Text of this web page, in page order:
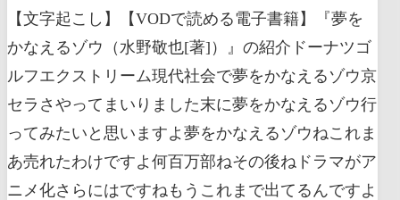
【文字起こし】【VODで読める電子書籍】『夢をかなえるゾウ（水野敬也[著]）』の紹介ドーナツゴルフエクストリーム現代社会で夢をかなえるゾウ京セラさやってまいりました末に夢をかなえるゾウ行ってみたいと思いますよ夢をかなえるゾウねこれまあ売れたわけですよ何百万部ねその後ねドラマがアニメ化さらにはですねもうこれまで出てるんですよ one two three four ですよ売れに売れ続けるという子に夢をかなえるゾウねリクエストを買ったんですよみんな夢叶えたいんでしょうね夢を叶えるそうやってください夢をかなえるゾウやってください中田さんねんですけど僕ねごめんなさいこれね予習するまでね正直毛嫌いしてたのになんでかすぎてた中種子あまのじゃくのとこあるよね売れすぎてるものをやるよねママ言ってもねすごい売れちゃってるんでしょうけどもそれを選んでゆみかね夢をかなえるゾウ4の夢叶えましたがそんなうまい話ある入れようと思ったの読んだよ分かりましたねまずはだからねなんでこれ売れてんだよこれを疑ってる人にもね私たち 象って言うんでしょぞうのね神様って出るじゃないインド神話とかに出てくるかね社長の神様の創造の神様のお土産に祈ったんだって打つのは何で主人公がさなんかわけのわかんない赤坂のパーティーに入っちゃってね芸能人とか野球選手とかとセレブリティパーティーに入っちゃったんだって自分のね普通に会社に行ってんだよ普通の自分も頑張ってるよねって思ってたんだけどそういうセレブリティを見てさ比較しちゃったんだってねそれで帰り道も一緒に泣いてるわけよなんて悔しいですね成功者たちに比べと僕は何で惨めなんだねもっともっと成功したかったのにねそれで一生懸命自分を探しにした時の音インドに旅行した時のお土産のガネーシャの銅像に向かって祈るわけ俺は俺だ俺も成功したかったんだよそれで起きたら本と現れるって言うファンタジックってわかっててねなんとなく聞いてる人もいるかもしれんこういうなんかさやから面白いから倒れたんでしょって思うんだけど何か言ってくることはですねこういうことをしたほうがいいよ成功するんだったらこういうことしなさいよって言ってくるんだけどそれのバックボーンとしていろんな偉人たちの行動とか過去のエピソード発言とかを引き合いに出してくるわけなんですよこれ読んでわかったこれあれやん世界的名著人を動かすっていう本の日本版なんて人を動かすっていう本の解説も私 YouTube でねやってもやってますからよかったら見てほしいよかったらこれも見てほしいこれ見た後で比較してほしい完全にこれは世界的な伝説の女の人を動かすの現代版の日本版は何とヒットの法則に則ってしかもそれを今っぽくしかも柔らかくユーモラスにしてんだねとかめちゃくちゃ中身は買ってもダイエットの方法なんか取れへんのよな作品だねちゃんと作ったんだねその上でユーモラスなのか変わらねえさんのキャラクターよねこのガネーシャキャラクターありさ阿弥陀堂の形した髪型ありがたくなんかさを増大させていただくん言葉をいただけない感じがする関西弁でヘビースモーカーであんみつが好きっていう中でこういうキャラクターに必要な物って何か分かるドラえもんとかキン肉マンとかアニマルでしょキャラクターに必要なものって寝なかった分析で好物と弱点ドラえもんの好物はどら焼だよねキン肉マンの好物は牛丼だよね弱点ドラえもんの弱点はネズミだよねキン肉マンマスク剥がされることだよねヒーローキャラクター必ず好物と弱点なのそう思う人の法則が入ってねこれさかわいいなーって思っての口調が非常にカジュアルな関西弁でここが神様とのギャップになってるよねその上であんみつが好きだけどヘビースモーカーな一面がある所じゃなくてんじゃないこれが親しみやすいんですよこのユーモアでもですねたえで行くんですけどもこれね人を動かす2.0と言っても過言じゃないのはこれが何と対話形式だったとこなんだよね主人公どこのガネーシャが対話して妻が犯されたドラえもん的なやつなのですよねこうした方がいいよって言うわけですよねこうした方がいいんだよこれよこれ押しながらやっていうわけですねところですねご主人公がですねちょうどいい子なんですねちょうどいいもんじんってめちゃくちゃ必要なんですよなんでかって言うと対話形式でちょうどいい本がですねそんなこと言ったってこうじゃないかっていうことですね読者に寄り添えるんですよ小人の話なんてめっちゃ遠くからでしょ今こうやってたんだぞお前もこうやれなんだってそれは2人だからなるみたいなこんなこと言いたくなるんだよ読者はそれを寝たくなっちゃうわけそれで距離作っちゃうとさ本当の距離ができるわけですよところがちょうどいい凡人が設置されてるんですが主人公として反論するわけよそしたら俺たちは重そうだそうだそうだねーじゃんお前が言ってることはな綺麗事なんだよそんなこと俺たち文字にできるわけないだろってこと言ってくれるわけそしてそれを ストレスを受け止めてくれた上でさらに画面者がそれに反応することでなるほどねってさせられるわけですよ俺たちの意見もちゃんと書いてあるしその上で寝ることに納得できるかもしれないんですこの作り方がまあもう説得もですねもう今後今後もなんですよねつまり市東邦ガスの中身を持ちながらガネーシャという基準ドラえもんと筋肉がみたいな非常に愛らしいキャラクターのヒットの法則を持っていきさらに我々の大イベントも設定することによって対話形式にしてですね会話形式で借りやすいしこっちの代弁者もしてくれるからこっちのストレスがかからないと思っても計算されつくした俺は売れるそれ売られるわねでも皆さんこれ読んだよと読んだ上でねなんかドラマも見たとか読んだって言ってね入った夢叶いましたかどうでしょうよくあるんですよでもその時点でダメでしょ覚えなんだったら完全に読み散らかして終わったんでしょ分かるよ分かるねでもこの夢をかなえるゾウで言ってることってもですね思い出していいようなことじゃないなんでかってまぁやれたらいいかなじゃね絶対にやれることはいっぱい書いてあるそれはもうね習慣にしてあれ読んで以来ずっとやってますってそういう人と呼んだけど内容忘れたって人で完全に日本しますその後の人生完全に二分すると言っていいでしょこれ読んだこと全部ほど覚えてとずっと今も実践してますって人それそれができる今日のこの動画見てね思い出してくださいそして今度こそねやり続けましょうよ何で絶対誰でもやり続ける週間しか書いてないからできないこと言わないよこの画面何といろんなこと言ってくるんですなんと29個もの課題を出してくるんです1日2個ずつやってくれればいいかなと1日2個ずつ学んでくれればいいかなと言ってですね1時から今でもその課題に餅はないのが入っちゃったらどうしよう試験合格してちょうだいなんて言われたもうおしまいだねもうおしまいですよねジャニーズのオーディション受かってちょうだいなんですよ終わりでしょそれじゃないので才能があろうがなかろうができる課題でしか書いてないんですよ何で忘れちゃうのかななんでそれをできないのかなざきましたよこのガネーシャの言葉をみんな聞きたいでしょ今今もう早くもいなかったと早くかでしょうのちょうだいよ早くちょうだいよ焦るな焦るなって金がかかるすぐ聞こうとするからすぐ忘れるのよこの本で最も大事なのどっちか分かってないね本当に大事なのは凡人主人公の言葉なんだよこっちにですねこっちの法則が詰め込まれてるんです今回は前回としたい お前が言ってるのはな例えば自分が動かずにお金に働かせるとかそういう類の話かねそうそうそう自分が働かずにさーお金に働かせるみたいな秘訣ぽいじゃんそれやったらもうお前の本棚見てみゆうわけですねえそんなを開いて入れてるよ見てるよそうなんですよみたいなものって聞いてるでしょ今までも聞いてきたでしょでも成功できてないんだよねそれを何で勝手こと考えたことあるここから始まって面白いですね確かにしてたくさん増えてるよね成功者の言葉ってたくさん溢れてるよねいっぱい聞いてきたんだよ成功したいからだってそうしたいんだよぐらいセレブリティ達を見て悔しかったので参加のパーティーに間違っても振り込んだことでも自分とお金持ちとの間の雲泥の差を見てないっちゃったんだよ初めて成功したいっぱい見たんだよでもねそれで終わりなんだよ入ったよなんかもうこの時点で主人公と自分一体化してない夢をかなえるゾウ読んだけども何にもならなかった自分といろんな成功本を読んで何もならなかった自分と一緒じゃないそうだね何が間違ってたんだろう言葉に表れない秘訣は何ですか骨は何で排泄物って何ですかとかコツってのはそこさえ押さえておけばていう近道の音じゃないそうだよね強くなるコツは何ですかって言われてさ1日何回正拳突きしなさい一日一万回正拳突きしなさいと言われたらあのそんなことはいいんで秘訣教えてもらえますかって言いたくなるよね俺の連続な人生成功できない凡人はなぜか近道があると思い込んでるこれなんですが早くちょうだいじゃないよ地下道を行こうと思っていましたよねだからガネーシャの何か一つの言葉でいけると待って待って待って近道がないんですなんと成功してる人がやってることっての地下道ならぬ地道なんです全部が地味なんですそうなんですこれをやれあれをやれですねなんと地味な事なんですと言われた時に腹が立つんですみんなめんどくさいからこの状態をしたツムの女とその方がいいから私たちがドラえもんとなんか違うじゃんドラえもんで言ったら何か出してくれたじゃんそういうの出せよドラえもんジャイアンにいじめられたんだよちゃんのび太くんこれから前に腕立て伏せをしようって誰が見る腕立て伏せの満期じゃねーよポケットしてたのかともやしとかと腕立て伏せの魔剣ジョギングの漫画はじめの一歩みたいなそんな話じゃないから皆見てたのでもそんなことはないだからね成功しない凡人の徹底的な特徴が秘訣を教えてくださいコツ教えてくださいって言っちゃいがち絶対はなぜ成功者にこの質問を投げかけた時点で成功者ですねあなたのことを完全なる凡人マインドだといいですねちゃんとしたこと言ってくれませんなのでコツを教えてくださいなってすみません殺人をなめてんのかって秘訣を教えたら一発でお前達人レベルなれると思ってんの勝手なのでその達人でもそうですねえ愛の達人だろうが空手の達人だろうが喋りの達人だろうが何処の達人 って言ったらねこいつなめてんなって思うよ絶対これ言いがちなその上ですねそれを言った時んですね優しいんです達人は精神的に鍛えられてるからだからなめてんの何こいつって思ってても教えてくれることがありますその時だいたいが地道なんですよねはいここですね地道なことを聞いてですね地道にやれる人これ成功した工法ですよねでも基本やらないですねそれだけですね自分から骨を聞いといて言われたことですね絶対にやらないという特徴があるのこね成功しない人がですね絶対にある特徴としてですねあのどうしたらいいでしょうかアドバイスを必ず月に来るんですねアドバイスを無茶苦茶家に来るんですけども絶対にやらないという特徴的なんですね動きを見てるんですねなるほどでもなんでもな成功者が成功してない人にこうしたなんて言ったのよ何で上に立てるんどういうことどういうことどういうことなんでもが出てくるんでもなわけないやん結果出てないのに結果出てないやつで結果出してるやつでもってこの逆に教える側に立とうとするんでとんちんかん行動ですね必ずやるねいやでもそれはそれは効果がありません分かりません何で言えるんか出してないやつだなんで交換前の方法わかってるんですね石鹸ですねむちゃくちゃ言ってますんで必ずこっちに行ってその上で教えてくれたものに対して絶対にやらないというの見てたですねなるほどこれが文字になると虎徹の文字何で鉄の方に必ずアドバイスを聞きそしてそれをやらないですねトレーディングカード9月の梵字たアドバイスをとにかく聞こうとするが絶対にそのアドバイスを実行しないですねこういう特徴を持ってますこれめちゃくちゃ多いですよこのカードめちゃくちゃ見るんでもファイルにそう三つ目の特徴それは結局行動しないなんですねただ猫の行動しない時もですね特徴があるのねめちゃくちゃ有名になりますなぜか分かりませんが行動しないっていうことですねさすがにカッコ悪いというの分かってるでしょねもうの逆転裁判かなっていうぐらい自己弁護しますからね待ってね私がなぜこれをしないのかそれはこうこうこういうことしてもったいないから誰にでもこういう考えを持ったことがあったがその時も私は眠くなりました人間ストレスが一番良くないと思うそんなふとそんなことをやったら必ずそれいろんなこと言いますよストレスが一番良くないとかねわかんないですよねお酒は飲んじゃいけないよとか言ってねでも我慢したらそれで死んでしまいますからと訳がわからんけどその人が死ぬっていう理論めちゃくちゃみんな使ってくるんだねストレスをためる方がやばいですからっていう持ってきたやつを見て食べる方がやばいですから御前崎まで行かないって言ってたじゃないだろういって言ってたよなのを見たんですねドラえもんドラえもんですね俺の見ただろうしこれから一緒に走ってるからさ良さそうでそのたるみきった体脂肪あとお前ママにあのお菓子ばっか食べてるからそれも少し減らしてそれ筋トレしようぜんそしたら10ヶ月2ヶ月したら出てくるからね筋肉質になったらジャイアンものお前のことなので早いから頑張るぞやってたドラえもん考えてよこれから僕が甘い物足りなくなったらどうやってストレス解消するの甘いものストレス解消したね今度はダメになるよね暴力に持ち込むのも良くないと思うね傘持ってくるっていうことに対して僕は痛いのにそんな筋トレをしてなんかそれが棒になるようになるのかあと僕が気になりにくい体質だと思うからそのドラえもんのジャイアンに絡まれないって言う意見は僕はちょっとどうかと思うよめちゃくちゃ 箱根結の凡人のダイソンの特徴ですね何もやらないのにむちゃくちゃしゃべるってのやつ何もやらないで言うだけはむちゃくちゃ浮かぶっていうですね鉄の凡人で辛くていますんで帰りですね自分がそうならないようにしましょうたった三つの特徴です地下道を探し地道なアドバイスを言われたら絶対にやら頭やらない時にむちゃくちゃ言い訳するという穴の凡人さん特徴だけどね絶対においてほしいそういう主人公がこの本の主役なんですよ面白いさん家さんこの主人公のあり方っていうものですねしっかりと自分ながら落とし込んですねなるほどねそれその逆を行けばいいのねっていうマンガにもなってますよねそうですよね鉄の門人のギャグが黄金の成功者ですよ黄金の成功者の特徴って集まり見えたんですよ成功者の地道な努力をしっかりと見つめそれを素直に受け取りそして言い訳をせずに毎日続けるそれだけなんです黄金の成功者の特徴はたった2つそれは鉄の軍人の裏側にあるんですよたったそれだけのこと成功者の地道な努力とスタンス毎日の日常的な行動にこそその秘訣があるとしっかりと理解しそれを素直に自分で模倣するそれを言葉ではなく行動で続けるこれだけですこれしかありませんこのゴールデンルールが分かっていただいてからお待たせいたしましたメインディッシュガネーシャの言葉達の登場ですがやってまいりましたねこれでようやく食べる準備ができてるんですね死んでもいち早く食べようと思ってますね食べ方のテーブルマナーが分からないお客様に出してもですねめちゃめちゃにテーブルを汚しておしまいだったんですだから記憶に残ってなかったんですね皆さんこの夢をかなえるゾウ読み方が違ったので覚えてないんですここまで準備して頂いてからまあ読んだら入ってきますから選んでいきましょうそのうちがね1000円ですね靴磨きなはれ地道地道靴磨いて翌日成功するイメージもてないんですけどと皆さん何で翌日成功する方法があると思った子ですねリマインドが大事なんですよね靴ミラクルマインドってどういうものですかご理解しましょうねそこで引き合いに出されたイチロー選手ですねいやもう日本人と誇りですよねメジャーリーグで編んだけど大成績残しても地道に家の中の地道イメージもありますねイチロー選手ってマネ個人自己管理のために同じもの食べ続けたとか地道に後練習し続けたイメージもありましたねそんなイチロー選手どういう特徴だったメンバーで同じチームメイト帰ってもですね自分のグローブを入念に磨いてる男だったんやでっていうことだね一応大丈夫だったらなんかと思ったからさ新品のグローブがもらえそうだよねね新品のグローブがもらえるんやから一日一個捨ててもいいんじゃないですかっていう発想違う違う違うそれでもどの人にとっても靴って結構商売道具としてね共通するもありません特に会社員の肩とかね足元を見られるからな言われてね足元を見るって言うのね普通の話ですよね靴磨きの少年はねその後パッと顔を見なくてもねその人の音を重複さなんか判断できるけど靴に現れるといい靴を履いてるかどうかってだけじゃないんですよこれね芸能人でもすごい人いますよ AD 3で出世するエリート出世しない AD を見分けるっていう人いたんだよねできるエリートできないリパってどうやって見分けるんですか9月の9月ボロボロの AD は絶対にしない逆にどれだけ下っ端の扱いを受けていても9月 されてる AD そいつは必ず出席するだから無下に扱ってはいけないぞそういう芸能人になって面白いなんでかって言うとこれ靴ってこぼれやすいでしょ俺が目立つんだけど一番顔から遠いから自分でわさ手入れしようと思わないと体でできないんだよね別に俺は何だよ先人の知恵が言ってるわけこの人自分の道具を大事にする人かなスタイルを丁寧に扱う人かなんだよね机ボロボロになってませんガチャガチャになってません自分の商売道具雑に扱ってません9月に見えてますかこういうところですね成功者は油断しないとなるほどやりましょうやるしかないでしょなんでって靴を磨くなんて誰でもできるからですがないんだったら買いましょうそんな高いもんじゃないですよね革靴とかあるでしょ後の靴修理屋さんとかあるじゃないですか行けばいいんですよ単純に物を丁寧に扱うそれさえきっちりやればいいでもこれ難しいのはですね1回やったら終わりじゃないとこなんですねそうなんですこの夢をかなえるゾウなんでみんなが選んだと忘れてしまうか1回やればすすむっていうことが載ってないんですよやり続けなきゃ意味のないことしか載ってないですよだから忘れてるって事やり続けてないってこと書その人の意味わかってないんですシンプルに夢をかなえるゾウの内容忘れてる人が夢を叶えてるわけじゃないとかと最初に言ったのかこのシンプルにつけなきゃいけないということが載ってるから忘れてるわけないんですこれやってる人は靴磨きに思い出すんですが言ってたもんな今日から地道に道具をやりましょうそしてそれと類似するようなことがまた出てるねトイレを掃除しなさいしましたねトイレの神様ってね言葉でありましたよねトイレには宿ってるんやでみたいなねなんか神様いるんやで見たよねそうなんすか言うてねたぶん通り過ぎてたと思いますけどもどういうことかってことねトイレの神様分かりませんけど何でトイレ掃除トイレ掃除てみんな言うのかここを理解してるかとコナン分かりますなんで経営者は皆ですねトイレ掃除が一番大事だぞっていうのが分かります皆やりたがらない事ってこと皆がやりたがらない事っていうのをやれる人これを成功者は求めてるだってさみんながやりたがる事ってみんなやりたがらない目立つ華やかなさそういうポストもあるよねだけどそこってみんながやりたがるからそこをやったって別にトップの人間は今やりたいよねとしか思わないねだからその後なんかでさなんか表彰状を受け取るとかみんなの前でさね最後挨拶するとか呟いちゃうじゃん褒められる訳で代表一人とかやりたいじゃんね目立つさなんか広報の仕事が企画とかクリエイティブがやりたいでしょうね企画クリエイティブかなんとか第一課のエースとか言われたいじゃんだけどねそういう人じゃないのよ社長が見てるのは社長が見てんのは黙々とこれ俺が汚したんじゃないぜっていうようなところ掃除してるよこれができるかできないかだからここで引き合いに出されるのが松下幸之助松下幸之助松下電器のね作ったもう日本のほのこの経済成長のさもカリスマですよ超ブス敵扱いでね日本人の候補はダメできた人松下幸之助一番に出社してトイレを掃除してた台社長がわかってるんだねこの精神を忘れてはいけないと皆がやりたがらないことここにここに神は宿る子なんだよそれと同じようにねあの本田本田技研バイク車のホンダホンダソウイチ横に並び称されるね松下幸之助本田宗一郎並び称されね 工場の端っこに取りやすくななんとど真ん中にど真ん中にトイレを作ったですねみんなでそれを掃除するんだっていうことですね徹底した一緒なんてマインドはやりたがらないことをやるここ2年も逆にでこの本ここだけでもいいと思ってるじゃんトイレ掃除ができるって言う事は言われてないトイレ掃除ができる人って絶対成功するなんでかって言うと商売と人生の本質が分かってるから成功者というのは最も喜ばせた人間のことである国なんです人生は喜ばせガチャなんですね自分へのご褒美これを増やしたくてみんな成功者になりたいと思うじゃないですかこんなものが食べてみたいこんな暮らしをしてみたいでも成功したのになんで成功したのでしょうかたくさんの人にですね喜ばれているからなんですねあるある会社の商品はたくさんの人に喜ばれるからたくさん買われてるその対価としてお金が入ってきてるわけですよね喜ばれるかどうかなんで喜ばれることをするっていうと難しそうでしょでも人が嫌がることをする人のやりたがらないことをやるっていうふうに変えたらどうでしょうか人のやりたがらない事って地道で面倒くさいことじゃないですかそうなんです地道で面倒くさいことを誰よりもやっている人というのが実は成功者の定義だったんですよこの靴磨きとトイレ掃除この二つだけでもう心理は説明を終わりますなんとこれだけでもいいんですよ成功者の法則って人がやりたがらない地道でだけど皆に喜ばれることがあってみんな使うでしょというのは会社にあったらみんなっちゃうんですよみんな使うから綺麗だとみんな嬉しいですでもみんなやりたくないんですそういうことを率先してやるんだからみんなに感謝されるそれだけでしたこれすごいですねこういうお話さらに深まっていきましょうよなるほどなと靴磨きトイレ掃除嫌だよね言われてからやりたいねせめて言われてからみんなが見てる前でやりたいねやったよねって翌日にはもう絶対に褒められたいね3ヶ月間褒められずにトイレを掃除することは可能だと思う俺の中のリトル俺が言うよ俺ちゃん家でストーリーを掃除してるのに誰も褒めてどういうことだよふざけんじゃねえぞお前らにちゃんとトイレ使ってるけど俺としてんだからな殺してやるって何てもおかしくないよ誰も褒めてないって言うとどうしても多分そこまでになってると思うよ誰かそろそろ褒めろよだけどそれを褒められなくてもいいからいられるそのたった一個の門を開けるだけで成功して待ってますかなんでかって言うとね誰か見てる必ず誰かが見てるから褒められなくても必ず誰かが感謝してるから信玄飲めよそんな中第三行く前この辺に理解したらさん入ってくるよお釣りを募金しなはれきましたお金を誰かに寄付するということが一番理解しがたいお金に関する高度なんでって何で天才の分かるようなんで気にしなきゃいけないんだよ俺を金持ちじゃないんだぞ俺よりお金持ちの方が全体に急所多いんだからそいつらが厳しそういう風にしたっていう証明書を持ってきたら俺が止まる時計としてやれよそれでもなんだ俺よりもっと方が良さそうなのに俺が先に来ないとお前は俺のことダメな人間なって思うのか俺は死なんだよあったのかなんだよ俺はまだ取ってないんだろうとかなんで俺は ありますよそうでしょう何でシャトーブリア